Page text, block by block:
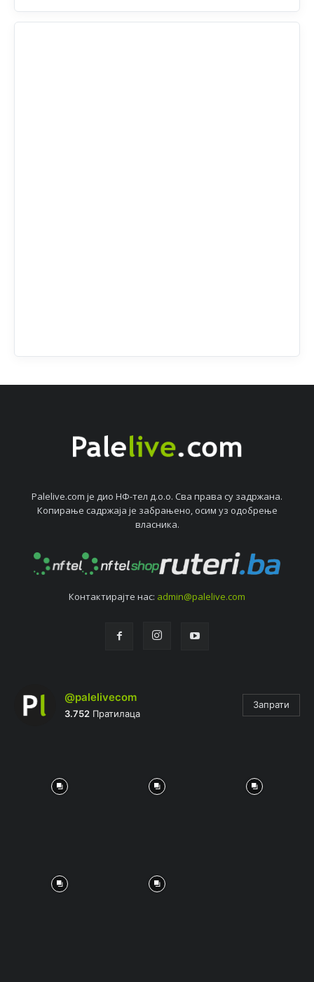
Palelive.com јe дио НФ-тeл д.о.о. Сва права су задржана.
Копирањe садржаја јe забрањeно, осим уз одобрeњe
власника.
Контактирајтe нас: admin@palelive.com
@palelivecom
3.752 Пратилаца
Запрати